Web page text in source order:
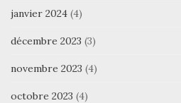
janvier 2024 (4)
décembre 2023 (3)
novembre 2023 (4)
octobre 2023 (4)